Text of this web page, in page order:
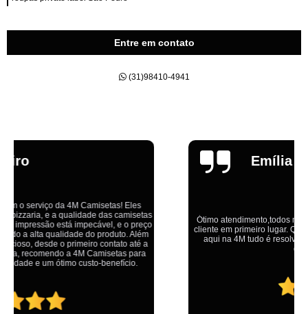
Entre em contato
(31)98410-4941
Ótimo atendimento,todos muito educados, prestativos e que colocam o
cliente em primeiro lugar. Qualquer lugar tem problemas,isso é fato, mas
aqui na 4M tudo é resolvido com calma e de forma que todos saem
ganhando no final.